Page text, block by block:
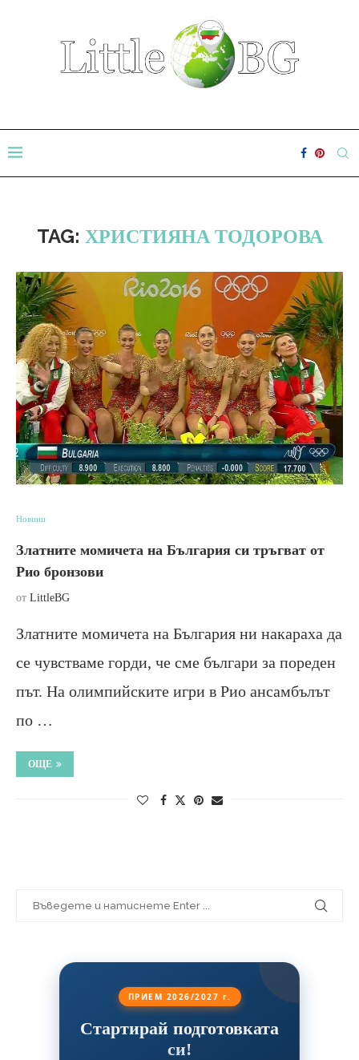
TAG: ХРИСТИЯНА ТОДОРОВА
Новини
Златните момичета на България си тръгват от
Рио бронзови
от LittleBG
Златните момичета на България ни накараха да
се чувстваме горди, че сме българи за пореден
път. На олимпийските игри в Рио ансамбълът
по …
ОЩЕ
ПРИЕМ 2026/2027 г.
Стартирай подготовката
си!